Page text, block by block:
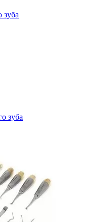
зуба
зуба